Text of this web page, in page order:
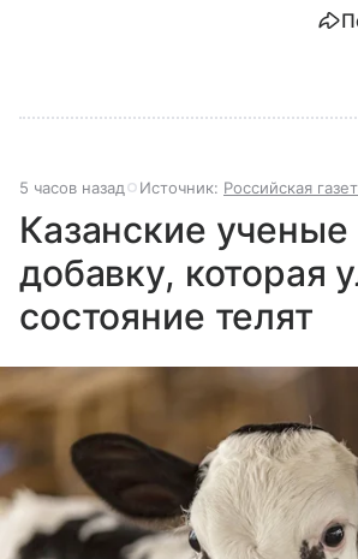
5 часов назад Источник: Российская
Казанские
добавку, которая
состояние телят